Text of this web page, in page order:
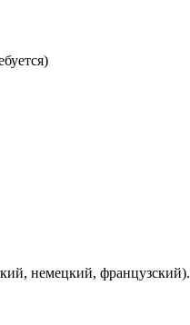
немецкий, французский).